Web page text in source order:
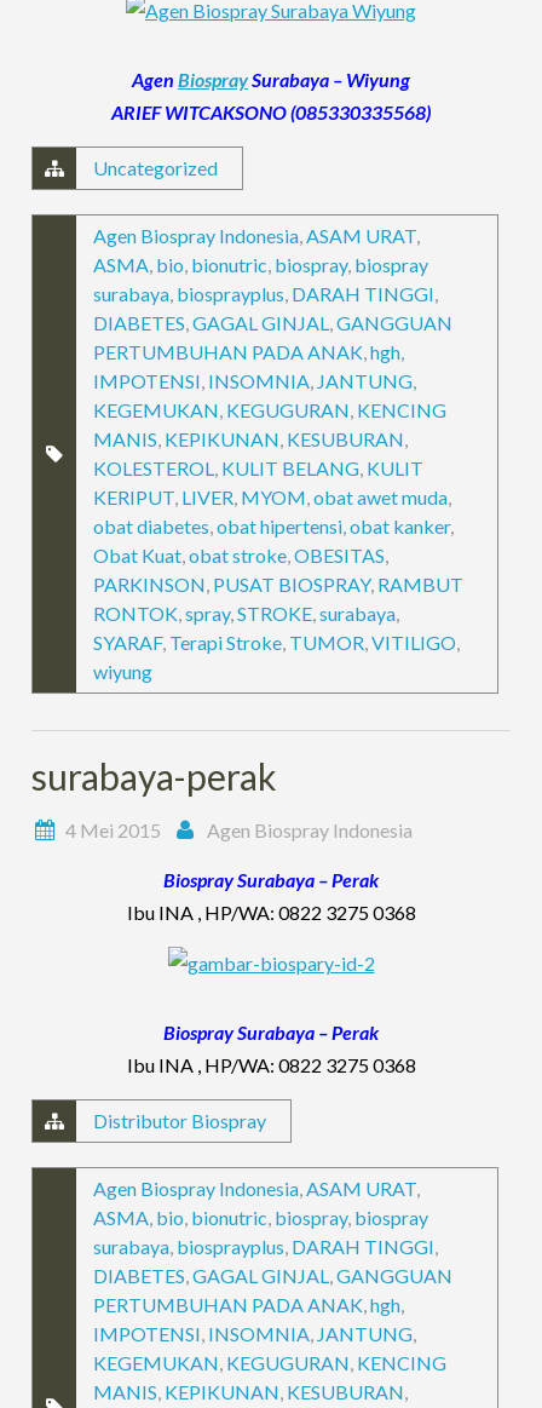
Agen BiospraySurabaya – Wiyung
ARIEF WITCAKSONO (085330335568)
Uncategorized
Agen Biospray Indonesia,ASAM URAT,
ASMA, bio, bionutric, biospray, biospray
surabaya, biosprayplus, DARAH TINGGI,
DIABETES,GAGAL GINJAL,GANGGUAN
PERTUMBUHAN PADA ANAK,hgh,
IMPOTENSI, INSOMNIA, JANTUNG,
KEGEMUKAN, KEGUGURAN, KENCING
MANIS, KEPIKUNAN, KESUBURAN,
KOLESTEROL, KULIT BELANG, KULIT
KERIPUT, LIVER, MYOM,obat awet muda,
obat diabetes,obat hipertensi,obat kanker,
Obat Kuat,obat stroke,OBESITAS,
PARKINSON, PUSAT BIOSPRAY, RAMBUT
RONTOK,spray,STROKE,surabaya,
SYARAF, Terapi Stroke, TUMOR,VITILIGO,
wiyung
surabaya-perak
4 Mei 2015 Agen Biospray Indonesia
Biospray Surabaya – Perak
Ibu INA , HP/WA: 0822 3275 0368
Biospray Surabaya – Perak
Ibu INA , HP/WA: 0822 3275 0368
Distributor Biospray
Agen Biospray Indonesia,ASAM URAT,
ASMA, bio, bionutric, biospray, biospray
surabaya, biosprayplus, DARAH TINGGI,
DIABETES,GAGAL GINJAL,GANGGUAN
PERTUMBUHAN PADA ANAK,hgh,
IMPOTENSI, INSOMNIA, JANTUNG,
KEGEMUKAN, KEGUGURAN, KENCING
MANIS, KEPIKUNAN, KESUBURAN,